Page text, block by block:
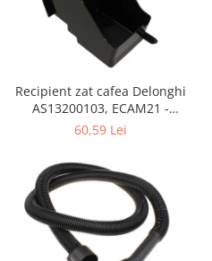
Accesorii antrenament
Accesorii Fitness
Accesorii sportive
Camping
Sporturi de interior
TV, Audio & Foto
Aparate Foto & Accesorii
Audio HI-FI & Profesionale
Recipient zat cafea Delonghi
AS13200103, ECAM21 -
ECAM25
60,59 Lei